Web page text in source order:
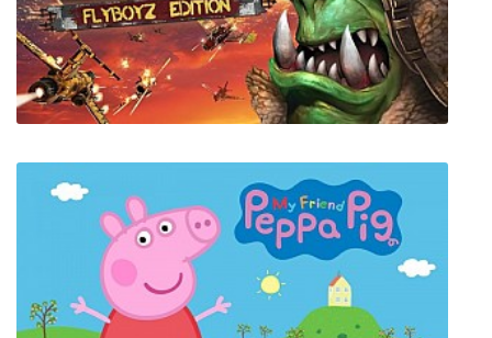
The Powder Toy
Warhammer 40,000: Dakka Squadron -
Flyboyz Edition